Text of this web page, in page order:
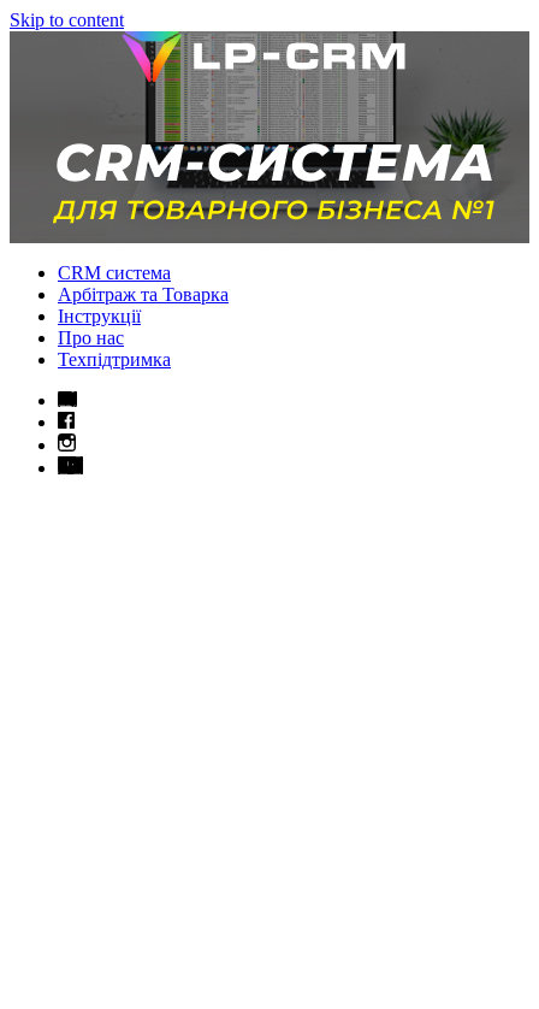
Skip to content
CRM система
Арбітраж та Товарка
Інструкції
Про нас
Техпідтримка